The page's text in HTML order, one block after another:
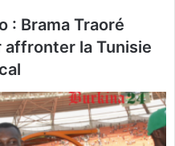
: Brama Traoré
la Tunisie